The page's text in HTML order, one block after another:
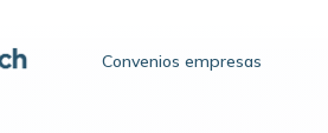
Convenios empresas